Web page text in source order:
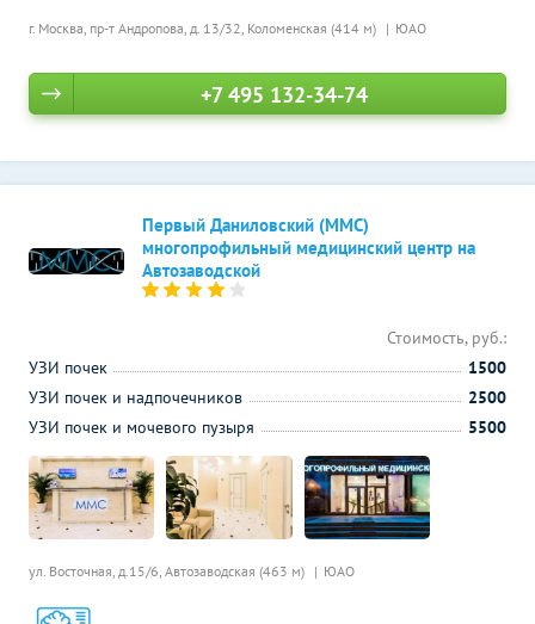
г. Москва, пр-т Андропова, д. 13/32, Коломенская (414 м) ЮАО
+7 495 132-34-74
Первый Даниловский (ММС)
многопрофильный медицинский центр на
Автозаводской
ул. Восточная, д.15/6, Автозаводская (463 м) ЮАО
Стоимость, руб.:
УЗИ почек
1500
УЗИ почек и надпочечников
2500
УЗИ почек и мочевого пузыря
5500